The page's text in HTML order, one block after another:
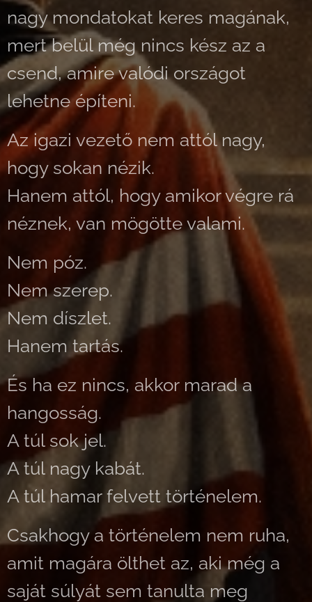
nagy mondatokat keres magának,
mert belül még nincs kész az a
csend, amire valódi országot
lehetne építeni.
Az igazi vezető nem attól nagy,
hogy sokan nézik.
Hanem attól, hogy amikor végre rá
néznek, van mögötte valami.
Nem póz.
Nem szerep.
Nem díszlet.
Hanem tartás.
És ha ez nincs, akkor marad a
hangosság.
A túl sok jel.
A túl nagy kabát.
A túl hamar felvett történelem.
Csakhogy a történelem nem ruha,
amit magára ölthet az, aki még a
saját súlyát sem tanulta meg